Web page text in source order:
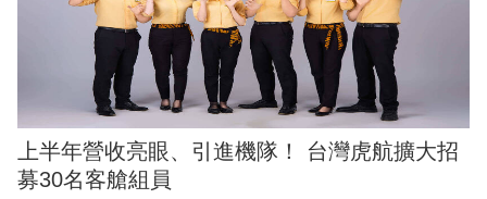
上半年營收亮眼、引進機隊！ 台灣虎航擴大招
募30名客艙組員